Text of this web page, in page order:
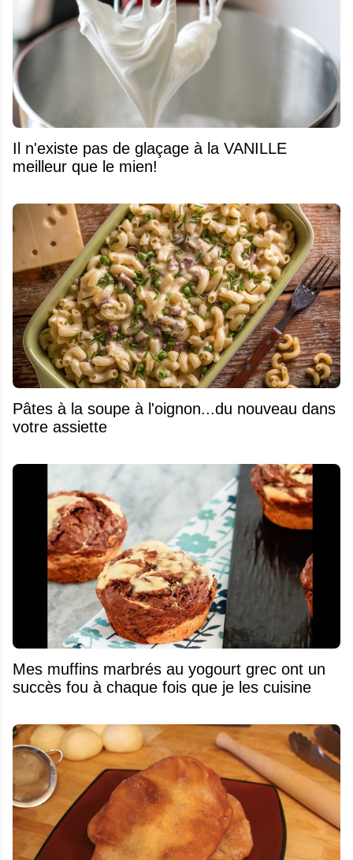
Il n'existe pas de glaçage à la VANILLE
meilleur que le mien!
Pâtes à la soupe à l'oignon...du nouveau dans
votre assiette
Mes muffins marbrés au yogourt grec ont un
succès fou à chaque fois que je les cuisine